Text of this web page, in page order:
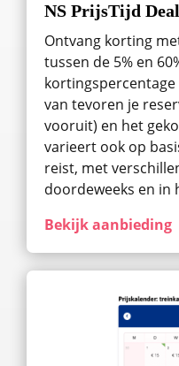
NS PrijsTijd
Ontvang korting
tussen de 5% en
van tevoren je
vooruit) en het
varieert ook op
reist, met
doordeweeks en in
Bekijk aanbieding